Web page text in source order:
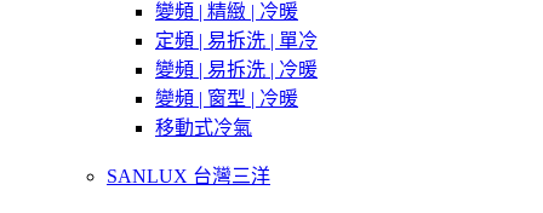
變頻 | 精緻 | 冷暖
定頻 | 易拆洗 | 單冷
變頻 | 易拆洗 | 冷暖
變頻 | 窗型 | 冷暖
移動式冷氣
SANLUX 台灣三洋